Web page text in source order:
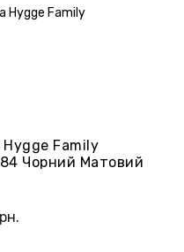
Family
Чорний Матовий